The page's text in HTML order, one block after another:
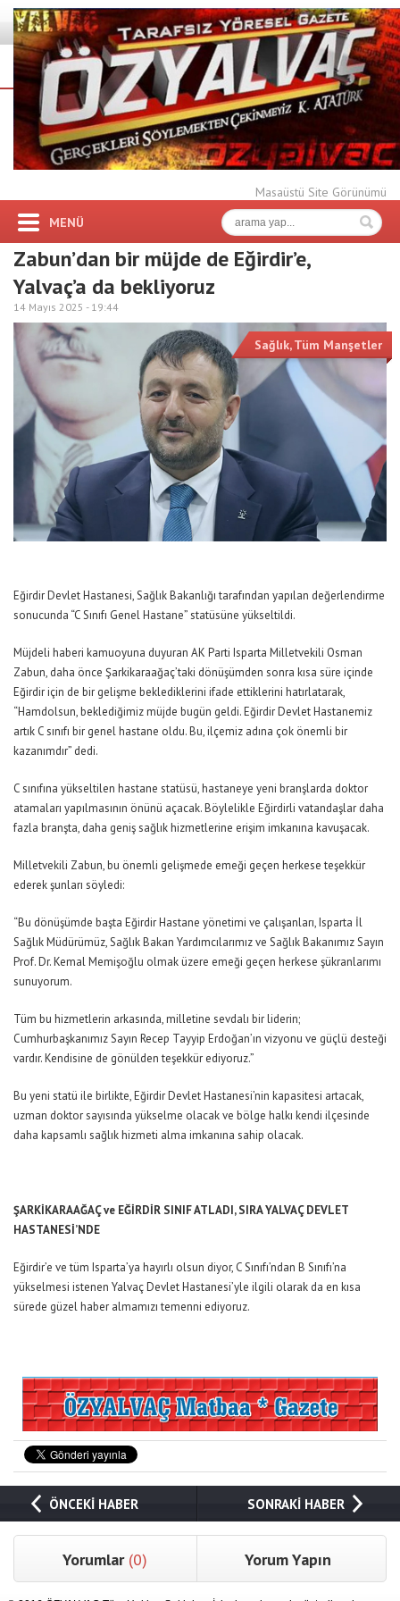
Masaüstü Site Görünümü
MENÜ
Zabun’dan bir müjde de Eğirdir’e,
Yalvaç’a da bekliyoruz
14 Mayıs 2025 - 19:44
Sağlık,Tüm Manşetler
Eğirdir Devlet Hastanesi, Sağlık Bakanlığı tarafından yapılan değerlendirme
sonucunda “C Sınıfı Genel Hastane” statüsüne yükseltildi.
Müjdeli haberi kamuoyuna duyuran AK Parti Isparta Milletvekili Osman
Zabun, daha önce Şarkikaraağaç’taki dönüşümden sonra kısa süre içinde
Eğirdir için de bir gelişme beklediklerini ifade ettiklerini hatırlatarak,
“Hamdolsun, beklediğimiz müjde bugün geldi. Eğirdir Devlet Hastanemiz
artık C sınıfı bir genel hastane oldu. Bu, ilçemiz adına çok önemli bir
kazanımdır” dedi.
C sınıfına yükseltilen hastane statüsü, hastaneye yeni branşlarda doktor
atamaları yapılmasının önünü açacak. Böylelikle Eğirdirli vatandaşlar daha
fazla branşta, daha geniş sağlık hizmetlerine erişim imkanına kavuşacak.
Milletvekili Zabun, bu önemli gelişmede emeği geçen herkese teşekkür
ederek şunları söyledi:
“Bu dönüşümde başta Eğirdir Hastane yönetimi ve çalışanları, Isparta İl
Sağlık Müdürümüz, Sağlık Bakan Yardımcılarımız ve Sağlık Bakanımız Sayın
Prof. Dr. Kemal Memişoğlu olmak üzere emeği geçen herkese şükranlarımı
sunuyorum.
Tüm bu hizmetlerin arkasında, milletine sevdalı bir liderin;
Cumhurbaşkanımız Sayın Recep Tayyip Erdoğan’ın vizyonu ve güçlü desteği
vardır. Kendisine de gönülden teşekkür ediyoruz.”
Bu yeni statü ile birlikte, Eğirdir Devlet Hastanesi’nin kapasitesi artacak,
uzman doktor sayısında yükselme olacak ve bölge halkı kendi ilçesinde
daha kapsamlı sağlık hizmeti alma imkanına sahip olacak.
ŞARKİKARAAĞAÇ ve EĞİRDİR SINIF ATLADI, SIRA YALVAÇ DEVLET
HASTANESİ’NDE
Eğirdir’e ve tüm Isparta’ya hayırlı olsun diyor, C Sınıfı’ndan B Sınıfı’na
yükselmesi istenen Yalvaç Devlet Hastanesi’yle ilgili olarak da en kısa
sürede güzel haber almamızı temenni ediyoruz.
ÖNCEKİ HABER SONRAKİ HABER
Yorumlar (0) Yorum Yapın